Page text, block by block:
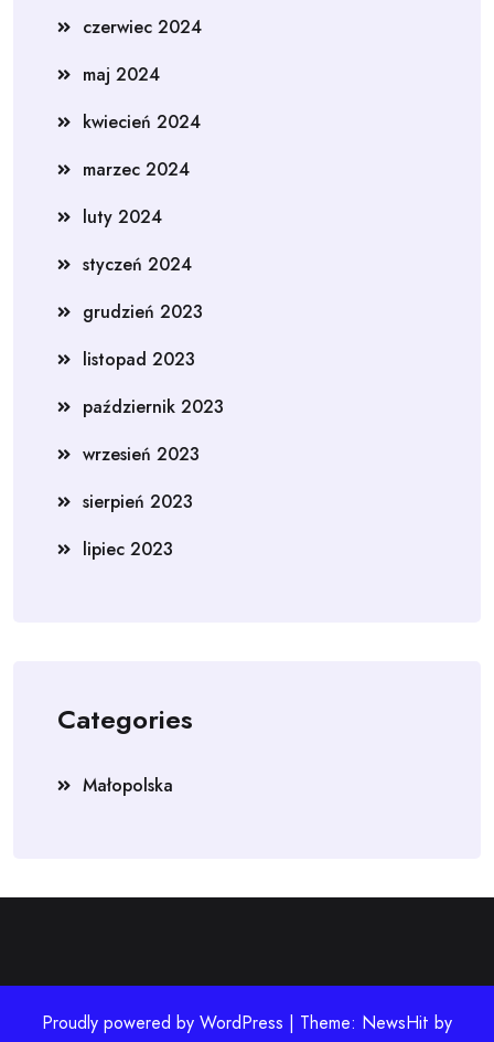
czerwiec 2024
maj 2024
kwiecień 2024
marzec 2024
luty 2024
styczeń 2024
grudzień 2023
listopad 2023
październik 2023
wrzesień 2023
sierpień 2023
lipiec 2023
Categories
Małopolska
Proudly powered by WordPress | Theme: NewsHit by